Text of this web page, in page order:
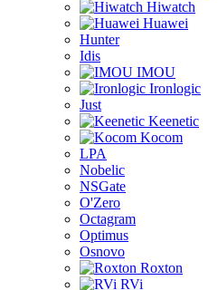
Hiwatch
Huawei
Hunter
Idis
IMOU
Ironlogic
Just
Keenetic
Kocom
LPA
Nobelic
NSGate
O'Zero
Octagram
Optimus
Osnovo
Roxton
RVi